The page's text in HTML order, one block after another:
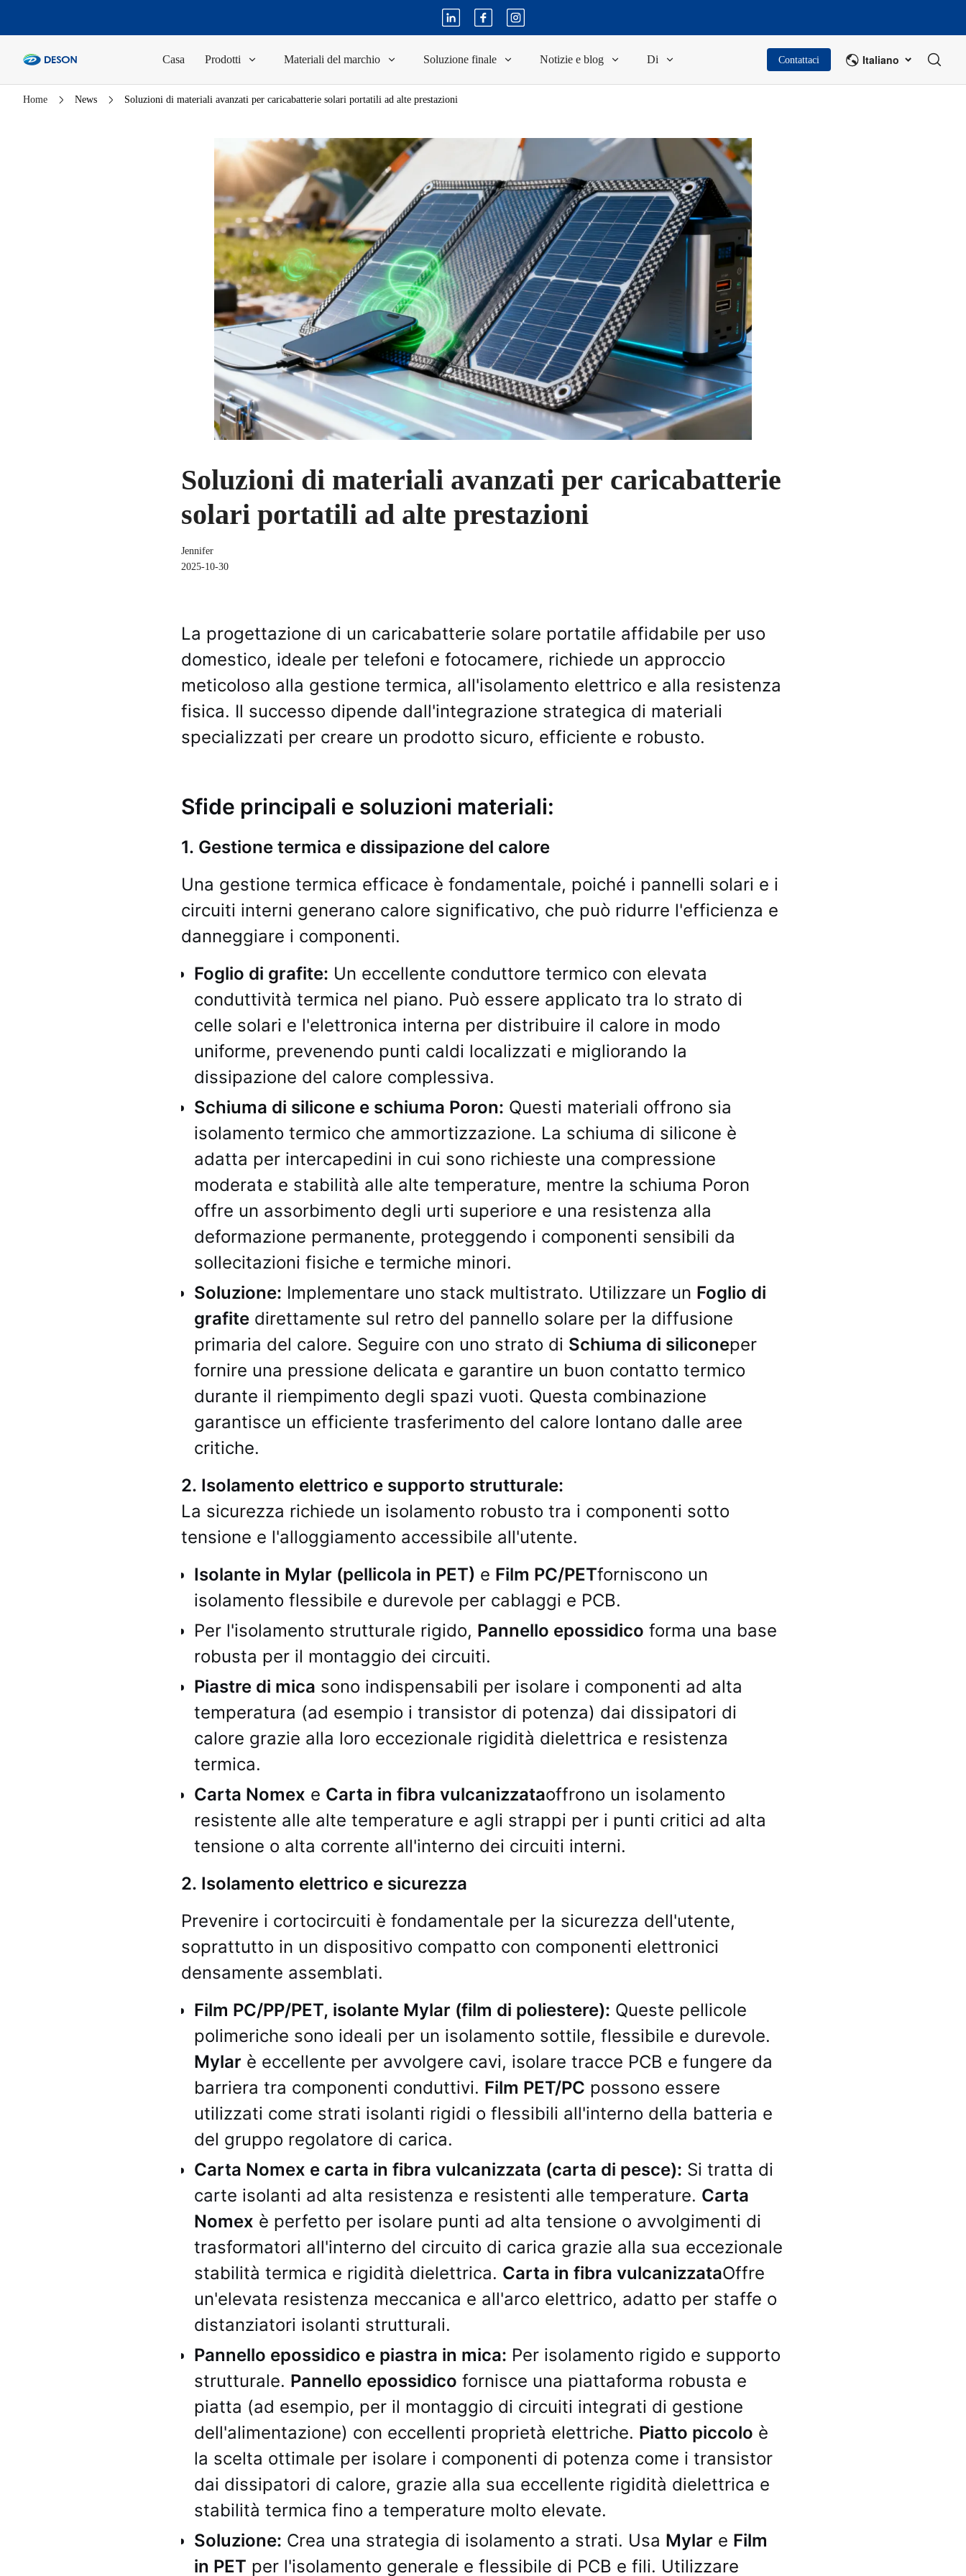
Casa Prodotti Materiali del marchio Soluzione finale Notizie e blog Di Contattaci Italiano
Home News Soluzioni di materiali avanzati per caricabatterie solari portatili ad alte prestazioni
Soluzioni di materiali avanzati per caricabatterie
solari portatili ad alte prestazioni
Jennifer
2025-10-30
La progettazione di un caricabatterie solare portatile affidabile per uso
domestico, ideale per telefoni e fotocamere, richiede un approccio
meticoloso alla gestione termica, all'isolamento elettrico e alla resistenza
fisica. Il successo dipende dall'integrazione strategica di materiali
specializzati per creare un prodotto sicuro, efficiente e robusto.
Sfide principali e soluzioni materiali:
1. Gestione termica e dissipazione del calore
Una gestione termica efficace è fondamentale, poiché i pannelli solari e i
circuiti interni generano calore significativo, che può ridurre l'efficienza e
danneggiare i componenti.
Foglio di grafite: Un eccellente conduttore termico con elevata
conduttività termica nel piano. Può essere applicato tra lo strato di
celle solari e l'elettronica interna per distribuire il calore in modo
uniforme, prevenendo punti caldi localizzati e migliorando la
dissipazione del calore complessiva.
Schiuma di silicone e schiuma Poron: Questi materiali offrono sia
isolamento termico che ammortizzazione. La schiuma di silicone è
adatta per intercapedini in cui sono richieste una compressione
moderata e stabilità alle alte temperature, mentre la schiuma Poron
offre un assorbimento degli urti superiore e una resistenza alla
deformazione permanente, proteggendo i componenti sensibili da
sollecitazioni fisiche e termiche minori.
Soluzione: Implementare uno stack multistrato. Utilizzare un Foglio di
grafite direttamente sul retro del pannello solare per la diffusione
primaria del calore. Seguire con uno strato di Schiuma di siliconeper
fornire una pressione delicata e garantire un buon contatto termico
durante il riempimento degli spazi vuoti. Questa combinazione
garantisce un efficiente trasferimento del calore lontano dalle aree
critiche.
2. Isolamento elettrico e supporto strutturale:
La sicurezza richiede un isolamento robusto tra i componenti sotto
tensione e l'alloggiamento accessibile all'utente.
Isolante in Mylar (pellicola in PET) e Film PC/PETforniscono un
isolamento flessibile e durevole per cablaggi e PCB.
Per l'isolamento strutturale rigido, Pannello epossidico forma una base
robusta per il montaggio dei circuiti.
Piastre di mica sono indispensabili per isolare i componenti ad alta
temperatura (ad esempio i transistor di potenza) dai dissipatori di
calore grazie alla loro eccezionale rigidità dielettrica e resistenza
termica.
Carta Nomex e Carta in fibra vulcanizzataoffrono un isolamento
resistente alle alte temperature e agli strappi per i punti critici ad alta
tensione o alta corrente all'interno dei circuiti interni.
2. Isolamento elettrico e sicurezza
Prevenire i cortocircuiti è fondamentale per la sicurezza dell'utente,
soprattutto in un dispositivo compatto con componenti elettronici
densamente assemblati.
Film PC/PP/PET, isolante Mylar (film di poliestere): Queste pellicole
polimeriche sono ideali per un isolamento sottile, flessibile e durevole.
Mylar è eccellente per avvolgere cavi, isolare tracce PCB e fungere da
barriera tra componenti conduttivi. Film PET/PC possono essere
utilizzati come strati isolanti rigidi o flessibili all'interno della batteria e
del gruppo regolatore di carica.
Carta Nomex e carta in fibra vulcanizzata (carta di pesce): Si tratta di
carte isolanti ad alta resistenza e resistenti alle temperature. Carta
Nomex è perfetto per isolare punti ad alta tensione o avvolgimenti di
trasformatori all'interno del circuito di carica grazie alla sua eccezionale
stabilità termica e rigidità dielettrica. Carta in fibra vulcanizzataOffre
un'elevata resistenza meccanica e all'arco elettrico, adatto per staffe o
distanziatori isolanti strutturali.
Pannello epossidico e piastra in mica: Per isolamento rigido e supporto
strutturale. Pannello epossidico fornisce una piattaforma robusta e
piatta (ad esempio, per il montaggio di circuiti integrati di gestione
dell'alimentazione) con eccellenti proprietà elettriche. Piatto piccolo è
la scelta ottimale per isolare i componenti di potenza come i transistor
dai dissipatori di calore, grazie alla sua eccellente rigidità dielettrica e
stabilità termica fino a temperature molto elevate.
Soluzione: Crea una strategia di isolamento a strati. Usa Mylar e Film
in PET per l'isolamento generale e flessibile di PCB e fili. Utilizzare